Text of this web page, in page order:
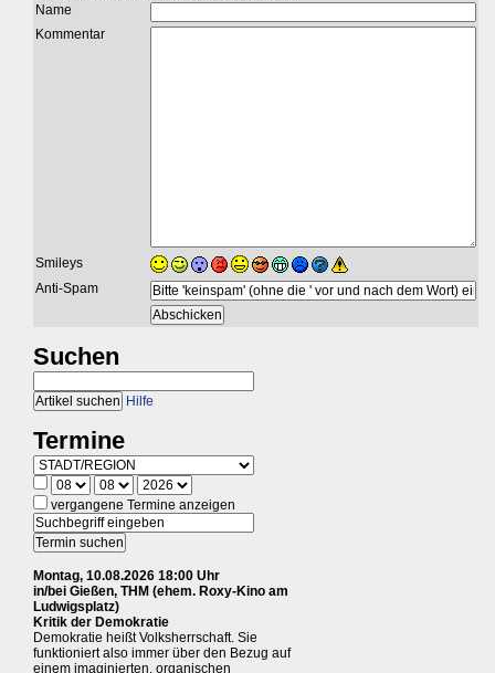
Name
Kommentar
Smileys
Anti-Spam
Suchen
Hilfe
Termine
vergangene Termine anzeigen
Montag, 10.08.2026 18:00 Uhr
in/bei Gießen, THM (ehem. Roxy-Kino am
Ludwigsplatz)
Kritik der Demokratie
Demokratie heißt Volksherrschaft. Sie
funktioniert also immer über den Bezug auf
einem imaginierten, organischen